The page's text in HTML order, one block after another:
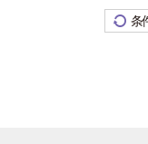
条